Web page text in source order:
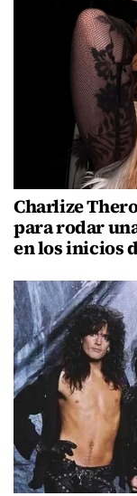
Charlize
para rodar
en los inicios